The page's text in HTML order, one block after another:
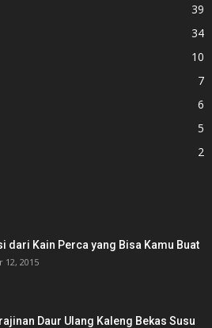
39
34
10
7
6
5
2
dari Kain Perca yang Bisa Kamu Buat
12, 2015
Daur Ulang Kaleng Bekas Susu